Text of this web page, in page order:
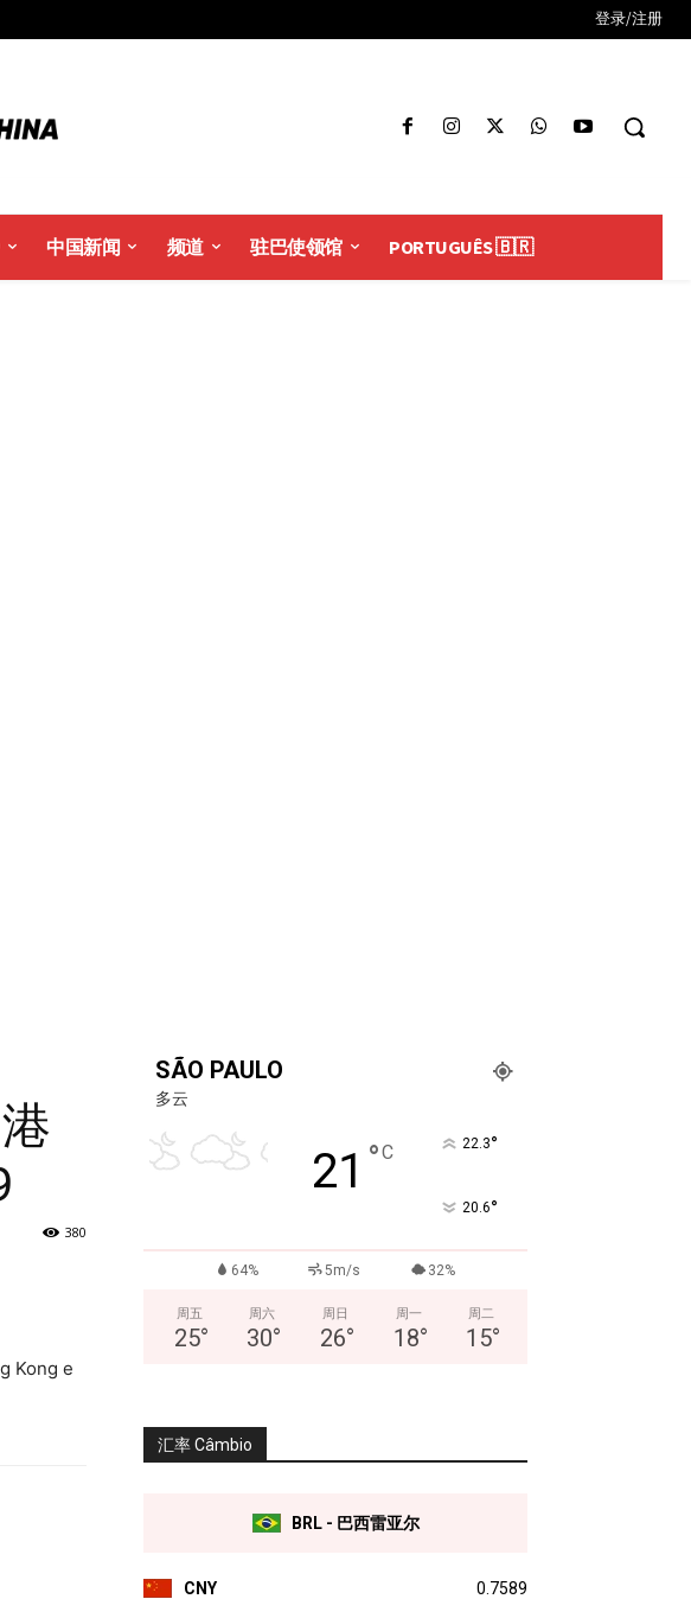
登录/注册
中国新闻 频道 驻巴使领馆 PORTUGUÊS 🇧🇷
380
Kong e
SÃO PAULO
多云
21 °C 22.3°
20.6°
64% 5m/s 32%
周五
25°
周六
30°
周日
26°
周一
18°
周二
15°
汇率 Câmbio
BRL - 巴西雷亚尔
CNY 0.7589